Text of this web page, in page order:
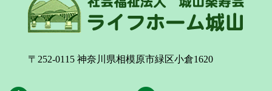
〒252-0115 神奈川県相模原市緑区小倉1620